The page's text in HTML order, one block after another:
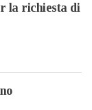
la richiesta di